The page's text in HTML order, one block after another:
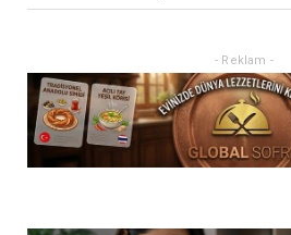
- Reklam -